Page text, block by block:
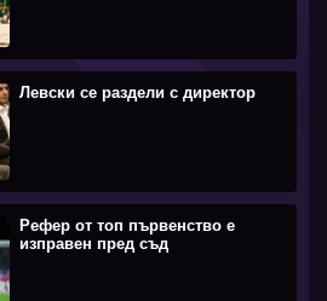
Левски се раздели с директор
Рефер от топ първенство е
изправен пред съд